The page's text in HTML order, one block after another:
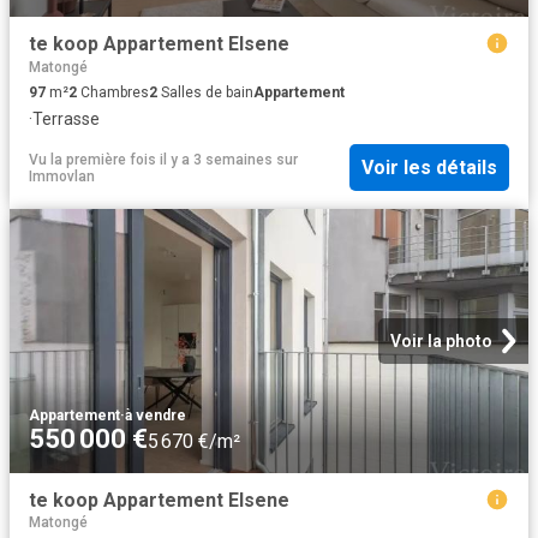
te koop Appartement Elsene
Matongé
97 m²2 Chambres2 Salles de bainAppartement
·Terrasse
Vu la première fois il y a 3 semaines sur
Immovlan
Voir les détails
Voir la photo
Appartement·à vendre
550 000 €5 670 €/m²
te koop Appartement Elsene
Matongé